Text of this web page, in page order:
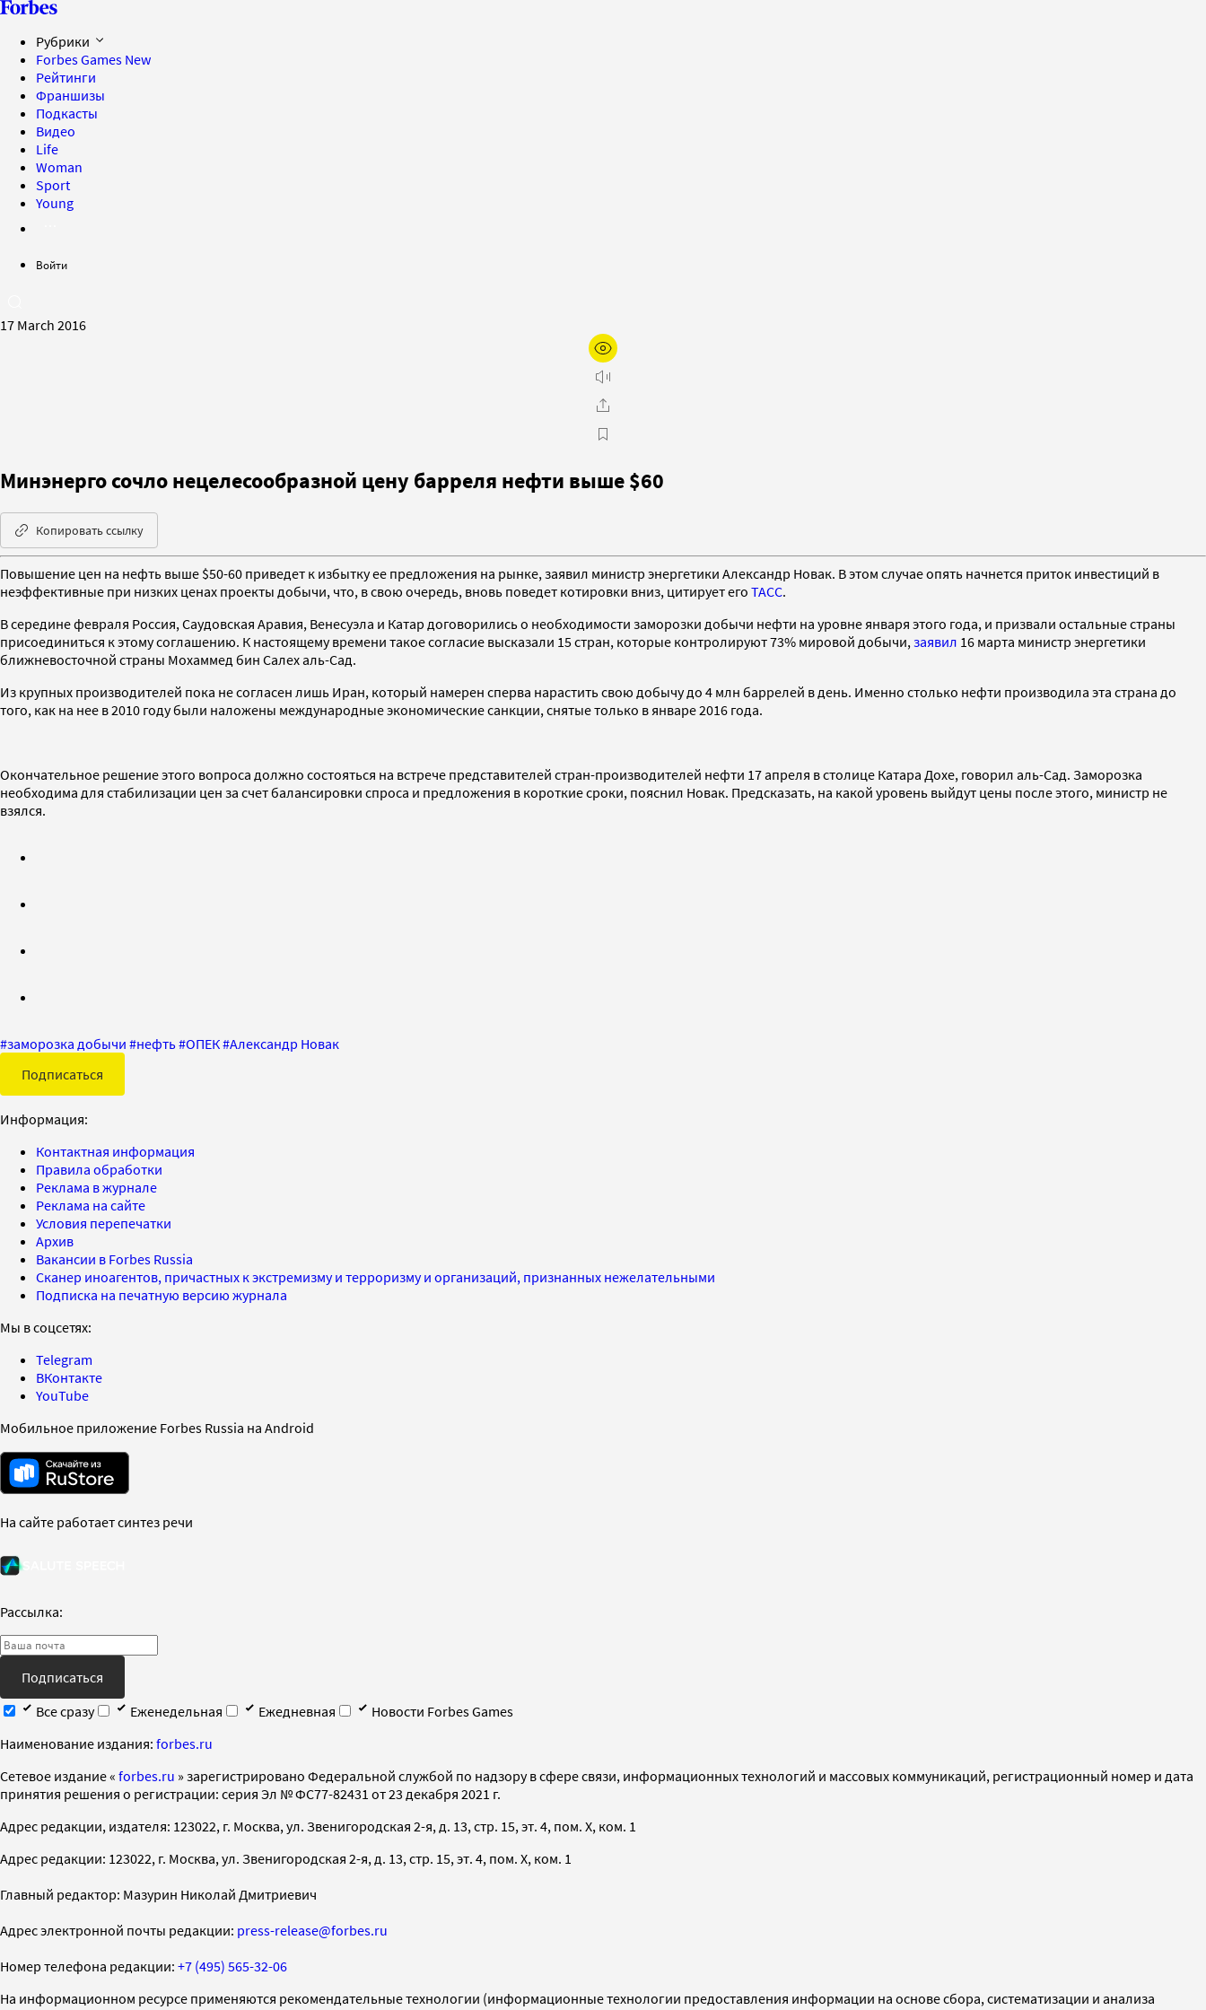
Рубрики
Forbes Games New
Рейтинги
Франшизы
Подкасты
Видео
Life
Woman
Sport
Young
Войти
17 March 2016
Минэнерго сочло нецелесообразной цену барреля нефти выше $60
Копировать ссылку
Повышение цен на нефть выше $50-60 приведет к избытку ее предложения на рынке, заявил министр энергетики Александр Новак. В этом случае опять начнется приток инвестиций в
неэффективные при низких ценах проекты добычи, что, в свою очередь, вновь поведет котировки вниз, цитирует его ТАСС.
В середине февраля Россия, Саудовская Аравия, Венесуэла и Катар договорились о необходимости заморозки добычи нефти на уровне января этого года, и призвали остальные страны
присоединиться к этому соглашению. К настоящему времени такое согласие высказали 15 стран, которые контролируют 73% мировой добычи, заявил 16 марта министр энергетики
ближневосточной страны Мохаммед бин Салех аль-Сад.
Из крупных производителей пока не согласен лишь Иран, который намерен сперва нарастить свою добычу до 4 млн баррелей в день. Именно столько нефти производила эта страна до
того, как на нее в 2010 году были наложены международные экономические санкции, снятые только в январе 2016 года.
Окончательное решение этого вопроса должно состояться на встрече представителей стран-производителей нефти 17 апреля в столице Катара Дохе, говорил аль-Сад. Заморозка
необходима для стабилизации цен за счет балансировки спроса и предложения в короткие сроки, пояснил Новак. Предсказать, на какой уровень выйдут цены после этого, министр не
взялся.
#заморозка добычи #нефть#ОПЕК#Александр Новак
Подписаться
Информация:
Контактная информация
Правила обработки
Реклама в журнале
Реклама на сайте
Условия перепечатки
Архив
Вакансии в Forbes Russia
Сканер иноагентов, причастных к экстремизму и терроризму и организаций, признанных нежелательными
Подписка на печатную версию журнала
Мы в соцсетях:
Telegram
ВКонтакте
YouTube
Мобильное приложение Forbes Russia на Android
На сайте работает синтез речи
Рассылка:
Подписаться
Все сразу
Еженедельная Ежедневная
Новости Forbes Games
Наименование издания: forbes.ru
Cетевое издание « forbes.ru » зарегистрировано Федеральной службой по надзору в сфере связи, информационных технологий и массовых коммуникаций, регистрационный номер и дата
принятия решения о регистрации: серия Эл № ФС77-82431 от 23 декабря 2021 г.
Адрес редакции, издателя: 123022, г. Москва, ул. Звенигородская 2-я, д. 13, стр. 15, эт. 4, пом. X, ком. 1
Адрес редакции: 123022, г. Москва, ул. Звенигородская 2-я, д. 13, стр. 15, эт. 4, пом. X, ком. 1
Главный редактор: Мазурин Николай Дмитриевич
Адрес электронной почты редакции: press-release@forbes.ru
Номер телефона редакции: +7 (495) 565-32-06
На информационном ресурсе применяются рекомендательные технологии (информационные технологии предоставления информации на основе сбора, систематизации и анализа